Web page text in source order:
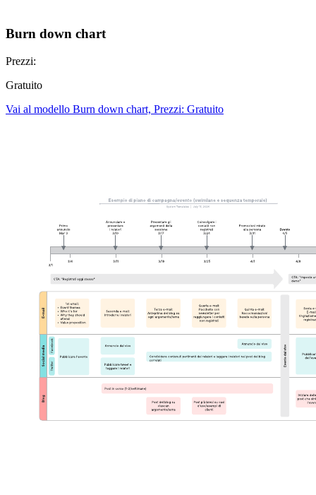
Burn down chart
Prezzi:
Gratuito
Vai al modello Burn down chart, Prezzi: Gratuito